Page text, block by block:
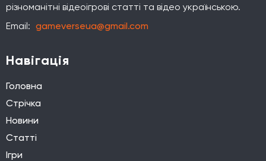
різноманітні відеоігрові статті та відео українською.
Email: gameverseua@gmail.com
Навігація
Головна
Стрічка
Новини
Статті
Ігри